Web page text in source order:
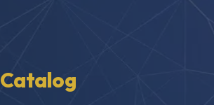
Catalog